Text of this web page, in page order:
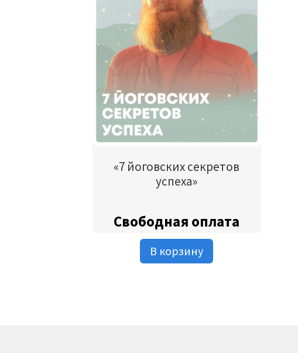
«7 йоговских секретов
успеха»
Свободная оплата
В корзину